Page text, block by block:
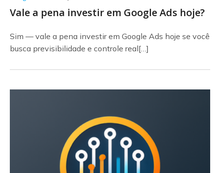
Vale a pena investir em Google Ads hoje?
Sim — vale a pena investir em Google Ads hoje se você
busca previsibilidade e controle real[…]